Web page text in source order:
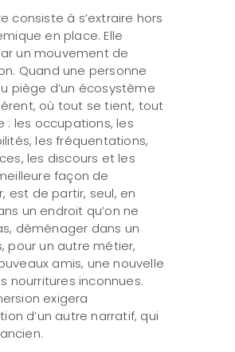
consiste à s’extraire hors
en place. Elle
un mouvement de
Quand une personne
piège d’un écosystème
où tout se tient, tout
: les occupations, les
les fréquentations,
les discours et les
façon de
est de partir, seul, en
un endroit qu’on ne
déménager dans un
pour un autre métier,
amis, une nouvelle
nourritures inconnues.
exigera
d’un autre narratif, qui